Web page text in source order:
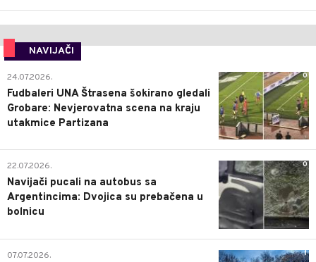
NAVIJAČI
0
24.07.2026.
Fudbaleri UNA Štrasena šokirano gledali
Grobare: Nevjerovatna scena na kraju
utakmice Partizana
0
22.07.2026.
Navijači pucali na autobus sa
Argentincima: Dvojica su prebačena u
bolnicu
1
07.07.2026.